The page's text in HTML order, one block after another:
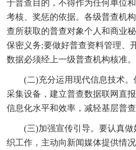
于普查目的，不得作为任何单位
考核、奖惩的依据。各级普查机
查所获取的普查对象个人和商业
保密义务;要做好普查资料管理、
数据必须经上一级普查机构核准。
(二)充分运用现代信息技术。
采集设备，建立普查数据联网直
信息化水平和效率，减轻基层普查
(三)加强宣传引导。要认真做
织工作，主动向新闻媒体提供情